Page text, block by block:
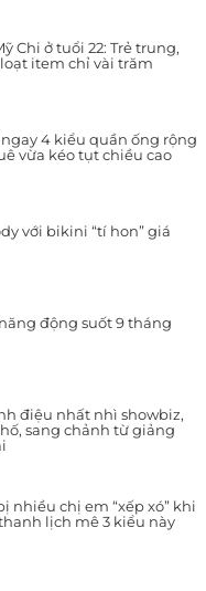
Chi ở tuổi 22: Trẻ trung,
item chỉ vài trăm
ngay 4 kiểu quần ống rộng
vừa kéo tụt chiều cao
với bikini “tí hon” giá
động suốt 9 tháng
điệu nhất nhì showbiz,
sang chảnh từ giảng
nhiều chị em “xếp xó” khi
lịch mê 3 kiểu này